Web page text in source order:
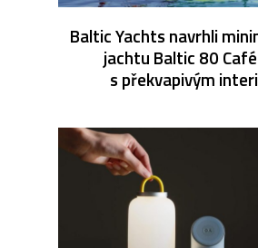
Baltic Yachts navrhli
jachtu Baltic 80
s překvapivým